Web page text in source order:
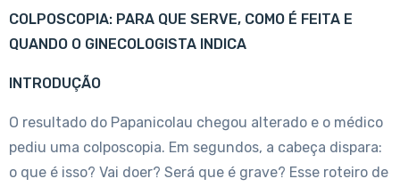
COLPOSCOPIA: PARA QUE SERVE, COMO É FEITA E
QUANDO O GINECOLOGISTA INDICA
INTRODUÇÃO
O resultado do Papanicolau chegou alterado e o médico
pediu uma colposcopia. Em segundos, a cabeça dispara:
o que é isso? Vai doer? Será que é grave? Esse roteiro de